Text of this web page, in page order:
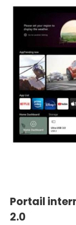
Portail
2.0